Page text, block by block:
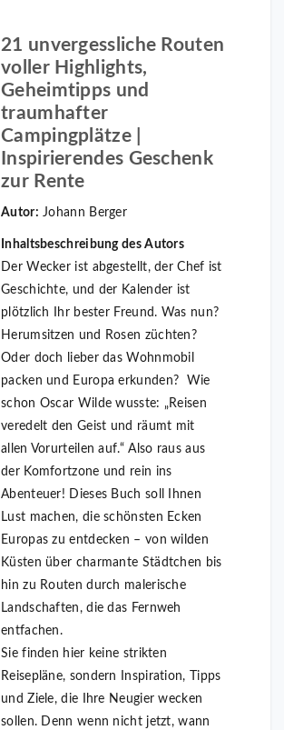
21 unvergessliche Routen
voller Highlights,
Geheimtipps und
traumhafter
Campingplätze |
Inspirierendes Geschenk
zur Rente
Autor: Johann Berger
Inhaltsbeschreibung des Autors
Der Wecker ist abgestellt, der Chef ist
Geschichte, und der Kalender ist
plötzlich Ihr bester Freund. Was nun?
Herumsitzen und Rosen züchten?
Oder doch lieber das Wohnmobil
packen und Europa erkunden? Wie
schon Oscar Wilde wusste: „Reisen
veredelt den Geist und räumt mit
allen Vorurteilen auf.“ Also raus aus
der Komfortzone und rein ins
Abenteuer! Dieses Buch soll Ihnen
Lust machen, die schönsten Ecken
Europas zu entdecken – von wilden
Küsten über charmante Städtchen bis
hin zu Routen durch malerische
Landschaften, die das Fernweh
entfachen.
Sie finden hier keine strikten
Reisepläne, sondern Inspiration, Tipps
und Ziele, die Ihre Neugier wecken
sollen. Denn wenn nicht jetzt, wann